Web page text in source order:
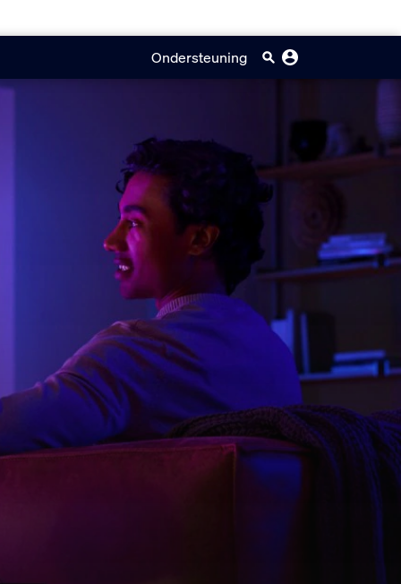
Ondersteuning